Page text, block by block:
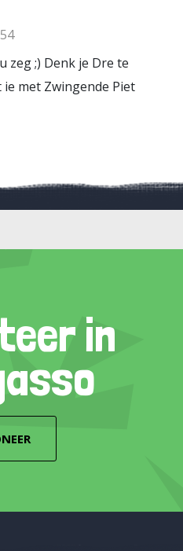
zeg ;) Denk je Dre te
met Zwingende Piet
in